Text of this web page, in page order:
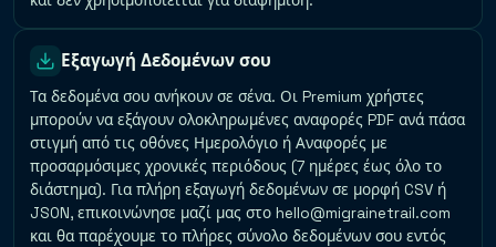
Εξαγωγή Δεδομένων σου
Τα δεδομένα σου ανήκουν σε σένα. Οι Premium χρήστες
μπορούν να εξάγουν ολοκληρωμένες αναφορές PDF ανά πάσα
στιγμή από τις οθόνες Ημερολόγιο ή Αναφορές με
προσαρμόσιμες χρονικές περιόδους (7 ημέρες έως όλο το
διάστημα). Για πλήρη εξαγωγή δεδομένων σε μορφή CSV ή
JSON, επικοινώνησε μαζί μας στο hello@migrainetrail.com
και θα παρέχουμε το πλήρες σύνολο δεδομένων σου εντός